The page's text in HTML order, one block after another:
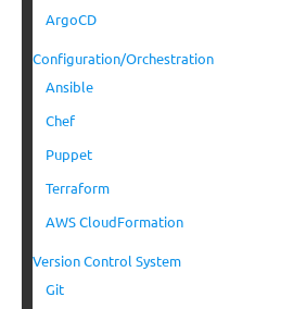
ArgoCD
Configuration/Orchestration
Ansible
Chef
Puppet
Terraform
AWS CloudFormation
Version Control System
Git